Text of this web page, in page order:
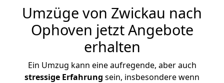
Umzüge von Zwickau nach
Ophoven jetzt Angebote
erhalten
Ein Umzug kann eine aufregende, aber auch
stressige Erfahrung sein, insbesondere wenn